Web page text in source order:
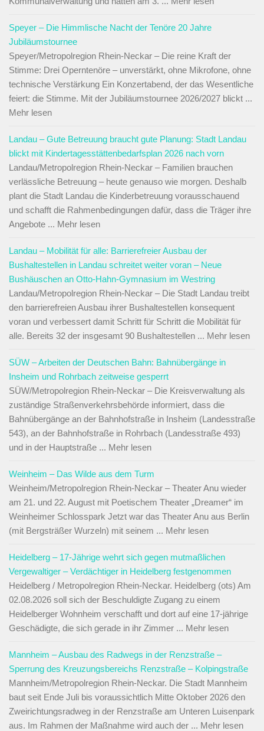
Speyer – Die Himmlische Nacht der Tenöre 20 Jahre
Jubiläumstournee
Speyer/Metropolregion Rhein-Neckar – Die reine Kraft der
Stimme: Drei Operntenöre – unverstärkt, ohne Mikrofone, ohne
technische Verstärkung Ein Konzertabend, der das Wesentliche
feiert: die Stimme. Mit der Jubiläumstournee 2026/2027 blickt ...
Mehr lesen
Landau – Gute Betreuung braucht gute Planung: Stadt Landau
blickt mit Kindertagesstättenbedarfsplan 2026 nach vorn
Landau/Metropolregion Rhein-Neckar – Familien brauchen
verlässliche Betreuung – heute genauso wie morgen. Deshalb
plant die Stadt Landau die Kinderbetreuung vorausschauend
und schafft die Rahmenbedingungen dafür, dass die Träger ihre
Angebote ... Mehr lesen
Landau – Mobilität für alle: Barrierefreier Ausbau der
Bushaltestellen in Landau schreitet weiter voran – Neue
Bushäuschen an Otto-Hahn-Gymnasium im Westring
Landau/Metropolregion Rhein-Neckar – Die Stadt Landau treibt
den barrierefreien Ausbau ihrer Bushaltestellen konsequent
voran und verbessert damit Schritt für Schritt die Mobilität für
alle. Bereits 32 der insgesamt 90 Bushaltestellen ... Mehr lesen
SÜW – Arbeiten der Deutschen Bahn: Bahnübergänge in
Insheim und Rohrbach zeitweise gesperrt
SÜW/Metropolregion Rhein-Neckar – Die Kreisverwaltung als
zuständige Straßenverkehrsbehörde informiert, dass die
Bahnübergänge an der Bahnhofstraße in Insheim (Landesstraße
543), an der Bahnhofstraße in Rohrbach (Landesstraße 493)
und in der Hauptstraße ... Mehr lesen
Weinheim – Das Wilde aus dem Turm
Weinheim/Metropolregion Rhein-Neckar – Theater Anu wieder
am 21. und 22. August mit Poetischem Theater „Dreamer“ im
Weinheimer Schlosspark Jetzt war das Theater Anu aus Berlin
(mit Bergsträßer Wurzeln) mit seinem ... Mehr lesen
Heidelberg – 17-Jährige wehrt sich gegen mutmaßlichen
Vergewaltiger – Verdächtiger in Heidelberg festgenommen
Heidelberg / Metropolregion Rhein-Neckar. Heidelberg (ots) Am
02.08.2026 soll sich der Beschuldigte Zugang zu einem
Heidelberger Wohnheim verschafft und dort auf eine 17-jährige
Geschädigte, die sich gerade in ihr Zimmer ... Mehr lesen
Mannheim – Ausbau des Radwegs in der Renzstraße –
Sperrung des Kreuzungsbereichs Renzstraße – Kolpingstraße
Mannheim/Metropolregion Rhein-Neckar. Die Stadt Mannheim
baut seit Ende Juli bis voraussichtlich Mitte Oktober 2026 den
Zweirichtungsradweg in der Renzstraße am Unteren Luisenpark
aus. Im Rahmen der Maßnahme wird auch der ... Mehr lesen